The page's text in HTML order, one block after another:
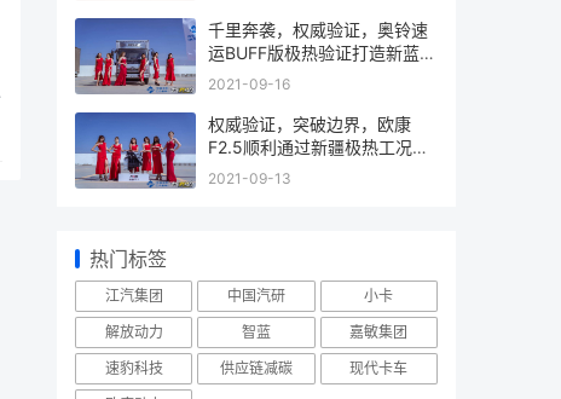
千里奔袭，权威验证，奥铃速
运BUFF版极热验证打造新蓝牌
更优选择
2021-09-16
权威验证，突破边界，欧康
F2.5顺利通过新疆极热工况验
证试验
2021-09-13
热门标签
江汽集团 中国汽研 小卡
解放动力 智蓝 嘉敏集团
速豹科技 供应链减碳 现代卡车